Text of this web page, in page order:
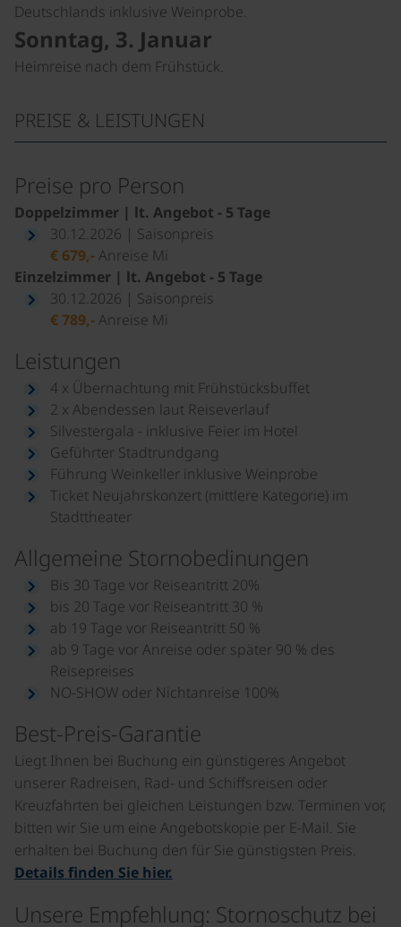
Deutschlands inklusive Weinprobe.
Sonntag, 3. Januar
Heimreise nach dem Frühstück.
PREISE & LEISTUNGEN
Preise pro Person
Doppelzimmer | lt. Angebot - 5 Tage
30.12.2026 | Saisonpreis
€ 679,-Anreise Mi
Einzelzimmer | lt. Angebot - 5 Tage
30.12.2026 | Saisonpreis
€ 789,-Anreise Mi
Leistungen
4 x Übernachtung mit Frühstücksbuffet
2 x Abendessen laut Reiseverlauf
Silvestergala - inklusive Feier im Hotel
Geführter Stadtrundgang
Führung Weinkeller inklusive Weinprobe
Ticket Neujahrskonzert (mittlere Kategorie) im
Stadttheater
Allgemeine Stornobedinungen
Bis 30 Tage vor Reiseantritt 20%
bis 20 Tage vor Reiseantritt 30 %
ab 19 Tage vor Reiseantritt 50 %
ab 9 Tage vor Anreise oder später 90 % des
Reisepreises
NO-SHOW oder Nichtanreise 100%
Best-Preis-Garantie
Liegt Ihnen bei Buchung ein günstigeres Angebot
unserer Radreisen, Rad- und Schiffsreisen oder
Kreuzfahrten bei gleichen Leistungen bzw. Terminen vor,
bitten wir Sie um eine Angebotskopie per E-Mail. Sie
erhalten bei Buchung den für Sie günstigsten Preis.
Details finden Sie hier.
Unsere Empfehlung: Stornoschutz bei